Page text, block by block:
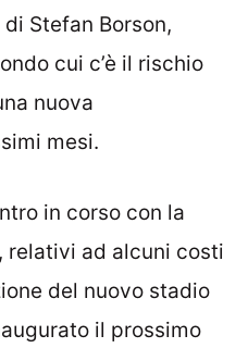
Stefan Borson,
cui c’è il rischio
nuova
mesi.
in corso con la
, relativi ad alcuni costi
del nuovo stadio
il prossimo